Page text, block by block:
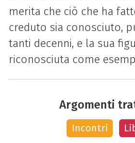
merita che ciò che ha
creduto sia conosciuto,
tanti decenni, e la sua
riconosciuta come
Argomenti
Incontri